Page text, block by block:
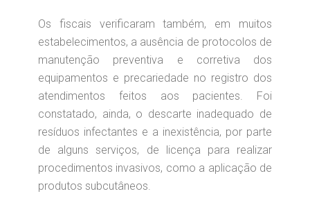
Os fiscais verificaram também, em muitos
estabelecimentos, a ausência de protocolos de
manutenção preventiva e corretiva dos
equipamentos e precariedade no registro dos
atendimentos feitos aos pacientes. Foi
constatado, ainda, o descarte inadequado de
resíduos infectantes e a inexistência, por parte
de alguns serviços, de licença para realizar
procedimentos invasivos, como a aplicação de
produtos subcutâneos.